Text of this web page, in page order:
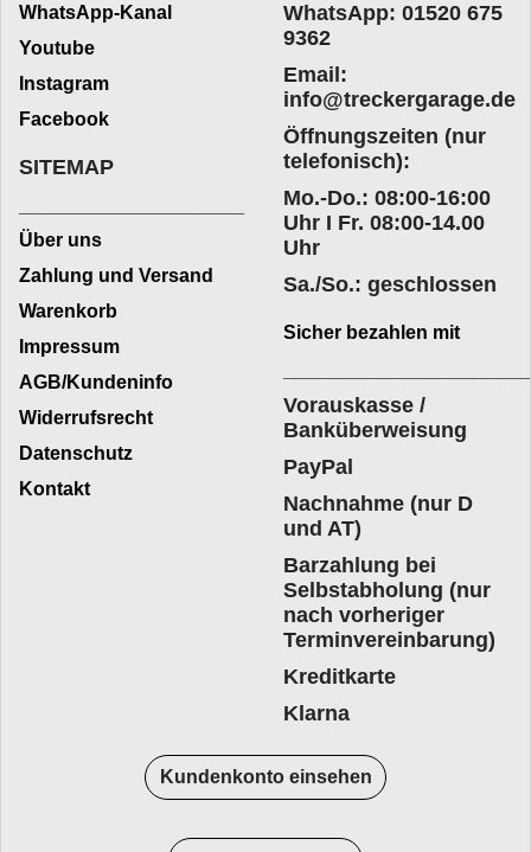
WhatsApp-Kanal
Youtube
Instagram
Facebook
WhatsApp: 01520 675
9362
Email:
info@treckergarage.de
Öffnungszeiten (nur
telefonisch):
Mo.-Do.: 08:00-16:00
Uhr I Fr. 08:00-14.00
Uhr
Sa./So.: geschlossen
SITEMAP
Über uns
Zahlung und Versand
Warenkorb
Impressum
AGB/Kundeninfo
Widerrufsrecht
Datenschutz
Kontakt
Sicher bezahlen mit
Vorauskasse /
Banküberweisung
PayPal
Nachnahme (nur D
und AT)
Barzahlung bei
Selbstabholung (nur
nach vorheriger
Terminvereinbarung)
Kreditkarte
Klarna
Kundenkonto einsehen